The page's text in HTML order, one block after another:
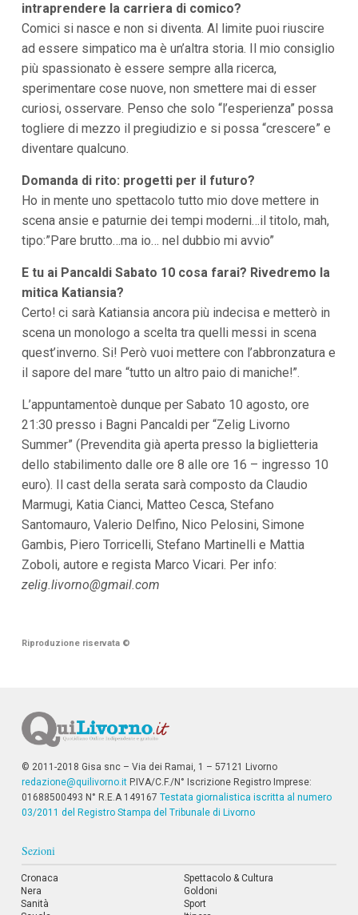
intraprendere la carriera di comico?
Comici si nasce e non si diventa. Al limite puoi riuscire
ad essere simpatico ma è un’altra storia. Il mio consiglio
più spassionato è essere sempre alla ricerca,
sperimentare cose nuove, non smettere mai di esser
curiosi, osservare. Penso che solo “l’esperienza” possa
togliere di mezzo il pregiudizio e si possa “crescere” e
diventare qualcuno.
Domanda di rito: progetti per il futuro?
Ho in mente uno spettacolo tutto mio dove mettere in
scena ansie e paturnie dei tempi moderni…il titolo, mah,
tipo:”Pare brutto…ma io… nel dubbio mi avvio”
E tu ai Pancaldi Sabato 10 cosa farai? Rivedremo la
mitica Katiansia?
Certo! ci sarà Katiansia ancora più indecisa e metterò in
scena un monologo a scelta tra quelli messi in scena
quest’inverno. Si! Però vuoi mettere con l’abbronzatura e
il sapore del mare “tutto un altro paio di maniche!”.
L’appuntamentoè dunque per Sabato 10 agosto, ore
21:30 presso i Bagni Pancaldi per “Zelig Livorno
Summer” (Prevendita già aperta presso la biglietteria
dello stabilimento dalle ore 8 alle ore 16 – ingresso 10
euro). Il cast della serata sarà composto da Claudio
Marmugi, Katia Cianci, Matteo Cesca, Stefano
Santomauro, Valerio Delfino, Nico Pelosini, Simone
Gambis, Piero Torricelli, Stefano Martinelli e Mattia
Zoboli, autore e regista Marco Vicari. Per info:
zelig.livorno@gmail.com
Riproduzione riservata ©
© 2011-2018 Gisa snc – Via dei Ramai, 1 – 57121 Livorno
redazione@quilivorno.itP.IVA/C.F./N° Iscrizione Registro Imprese:
01688500493 N° R.E.A 149167 Testata giornalistica iscritta al numero
03/2011 del Registro Stampa del Tribunale di Livorno
Sezioni
Cronaca
Nera
Sanità
Spettacolo & Cultura
Goldoni
Sport